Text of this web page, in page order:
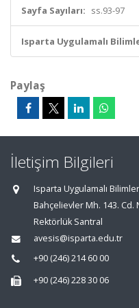
Sayfa Sayıları: ss.93-97
Isparta Uygulamalı
Paylaş
İletişim Bilgileri
Isparta Uygulamalı
Bahçelievler Mh. 143. Cd.
Rektörlük Santral
avesis@isparta.edu.tr
+90 (246) 214 60 00
+90 (246) 228 30 06